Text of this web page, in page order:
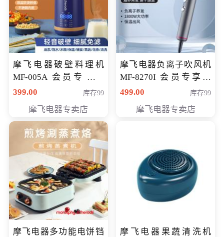
摩飞电器破壁料理机
MF-005A 会员专享价
198元
399.00 库存99
摩飞电器专卖店
摩飞电器负离子吹风机
MF-8270I 会员专享价
369元
499.00 库存99
摩飞电器专卖店
摩飞电器多功能电饼铛
摩飞电器果蔬清洗机